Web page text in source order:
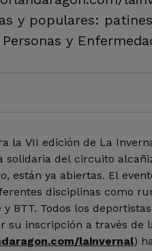
y populares:
y
la VII edición de La
solidaria del circuito
están ya abiertas. El
disciplinas como
BTT. Todos los
su inscripción a través de
lainvernal)